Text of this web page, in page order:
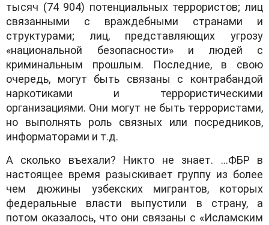
тысяч (74 904) потенциальных террористов; лиц
связанными с враждебными странами и
структурами; лиц, представляющих угрозу
«национальной безопасности» и людей с
криминальным прошлым. Последние, в свою
очередь, могут быть связаны с контрабандой
наркотиками и террористическими
организациями. Они могут не быть террористами,
но выполнять роль связных или посредников,
информаторами и т.д.
А сколько въехали? Никто не знает. ...ФБР в
настоящее время разыскивает группу из более
чем дюжины узбекских мигрантов, которых
федеральные власти выпустили в страну, а
потом оказалось, что они связаны с «Исламским